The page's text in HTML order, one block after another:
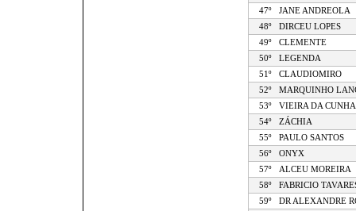
47º
JANE ANDREOLA
48º
DIRCEU LOPES
49º
CLEMENTE
50º
LEGENDA
51º
CLAUDIOMIRO
52º
MARQUINHO
53º
VIEIRA DA CUNHA
54º
ZÁCHIA
55º
PAULO SANTOS
56º
ONYX
57º
ALCEU MOREIRA
58º
FABRICIO
59º
DR ALEXANDRE